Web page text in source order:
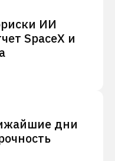
ИИ
SpaceX и
дни